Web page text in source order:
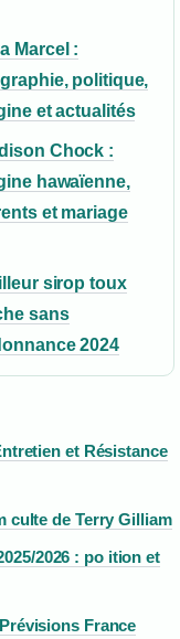
Marcel :
politique,
et actualités
Chock :
hawaïenne,
et mariage
sirop toux
sans
2024
et Résistance
culte de Terry Gilliam
2026 : po ition et
France